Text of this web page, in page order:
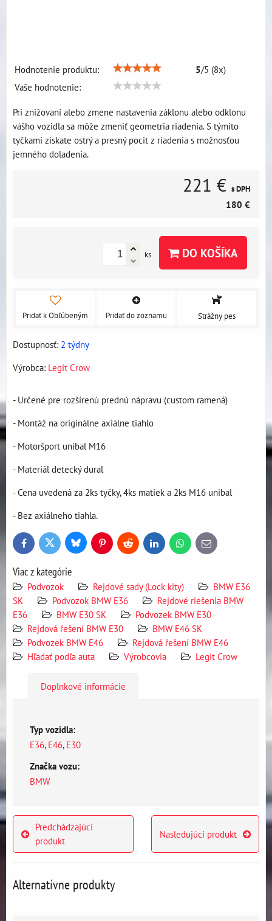
Hodnotenie produktu: 5/5 (8x)
Vaše hodnotenie:
Pri znižovaní alebo zmene nastavenia záklonu alebo odklonu
vášho vozidla sa môže zmeniť geometria riadenia. S týmito
tyčkami získate ostrý a presný pocit z riadenia s možnosťou
jemného doladenia.
221 € s DPH
180 €
ks DO KOŠÍKA
Pridať k Obľúbeným Pridať do zoznamu Strážny pes
Dostupnosť: 2 týdny
Výrobca: Legit Crow
- Určené pre rozšírenú prednú nápravu (custom ramená)
- Montáž na originálne axiálne tiahlo
- Motoršport unibal M16
- Materiál detecký dural
- Cena uvedená za 2ks tyčky, 4ks matiek a 2ks M16 unibal
- Bez axiálneho tiahla.
FacebookTwitter BlueskyPinterestReddit LinkedInWhatsApp
E-
mail
Viac z kategórie
Podvozok Rejdové sady (Lock kity)
BMW E36
SK
Podvozok BMW E36
Rejdové riešenia BMW
E36
BMW E30 SK
Podvozek BMW E30
Rejdová řešení BMW E30
BMW E46 SK
Podvozek BMW E46
Rejdová řešení BMW E46
Hľadať podľa auta
Výrobcovia Legit Crow
Doplnkové informácie
Typ vozidla:
E36, E46, E30
Značka vozu:
BMW
Predchádzajúci
produkt
Nasledujúci produkt
Alternatívne produkty